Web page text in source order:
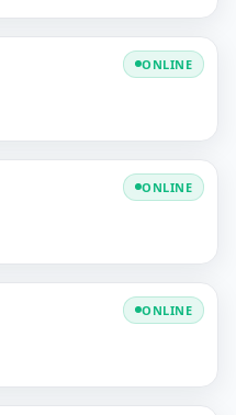
ONLINE
ONLINE
ONLINE